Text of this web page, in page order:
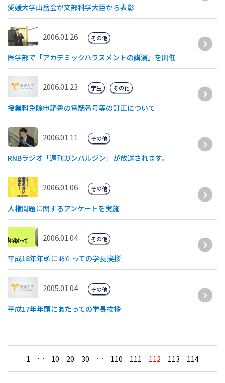
愛媛大学山岳会が文部科学大臣から表彰
2006.01.26
医学部で「アカデミックハラスメントの講演」を開催
その他
2006.01.23
授業料免除申請書の電話番号等の訂正について
学生 その他
2006.01.11
RNBラジオ「週刊ガンバルジン」が放送されます。
その他
2006.01.06
人権問題に関するアンケートを実施
その他
2006.01.04
平成18年年頭にあたっての学長挨拶
その他
2005.01.04
平成17年年頭にあたっての学長挨拶
その他
1 … 10 20 30 … 110 111 112 113 114